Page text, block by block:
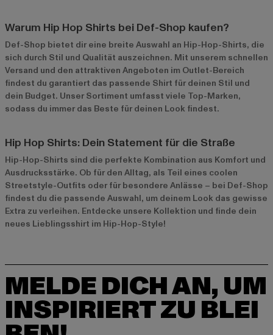
Warum Hip Hop Shirts bei Def-Shop kaufen?
Def-Shop bietet dir eine breite Auswahl an Hip-Hop-Shirts, die
sich durch Stil und Qualität auszeichnen. Mit unserem schnellen
Versand und den attraktiven Angeboten im Outlet-Bereich
findest du garantiert das passende Shirt für deinen Stil und
dein Budget. Unser Sortiment umfasst viele Top-Marken,
sodass du immer das Beste für deinen Look findest.
Hip Hop Shirts: Dein Statement für die Straße
Hip-Hop-Shirts sind die perfekte Kombination aus Komfort und
Ausdrucksstärke. Ob für den Alltag, als Teil eines coolen
Streetstyle-Outfits oder für besondere Anlässe – bei Def-Shop
findest du die passende Auswahl, um deinem Look das gewisse
Extra zu verleihen. Entdecke unsere Kollektion und finde dein
neues Lieblingsshirt im Hip-Hop-Style!
MELDE DICH AN, UM
INSPIRIERT ZU BLEI